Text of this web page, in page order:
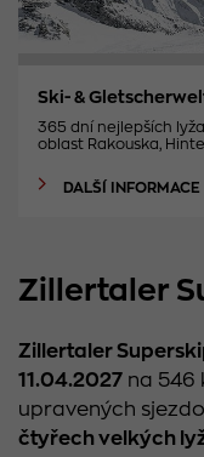
Ski- &
365 dní nejlepších
oblast Rakouska,
DALŠÍ INFORMACE
Zillertaler
Zillertaler
11.04.2027 na 546
upravených
čtyřech velkých